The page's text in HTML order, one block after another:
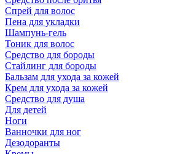
Спрей для волос
Пена для укладки
Шампунь-гель
Тоник для волос
Средство для бороды
Стайлинг для бороды
Бальзам для ухода за кожей
Крем для ухода за кожей
Средство для душа
Для детей
Ноги
Ванночки для ног
Дезодоранты